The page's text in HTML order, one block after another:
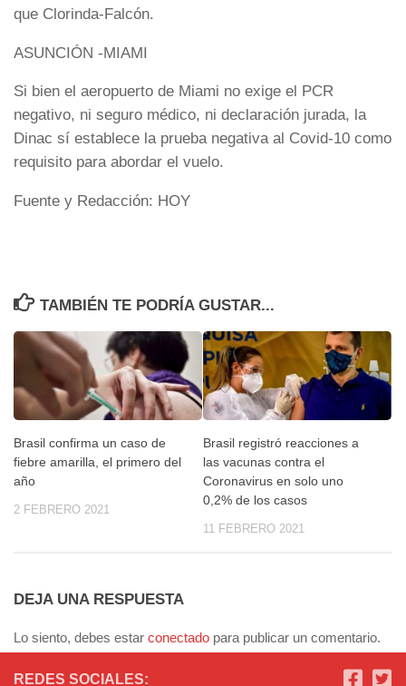
que Clorinda-Falcón.
ASUNCIÓN -MIAMI
Si bien el aeropuerto de Miami no exige el PCR
negativo, ni seguro médico, ni declaración jurada, la
Dinac sí establece la prueba negativa al Covid-10 como
requisito para abordar el vuelo.
Fuente y Redacción: HOY
TAMBIÉN TE PODRÍA GUSTAR...
Brasil confirma un caso de
fiebre amarilla, el primero del
año
2 FEBRERO 2021
Brasil registró reacciones a
las vacunas contra el
Coronavirus en solo uno
0,2% de los casos
11 FEBRERO 2021
DEJA UNA RESPUESTA
Lo siento, debes estar conectado para publicar un comentario.
REDES SOCIALES: